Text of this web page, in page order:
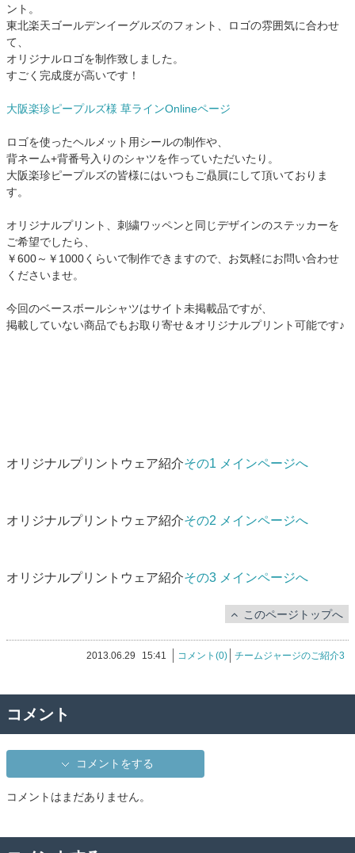
ント。
東北楽天ゴールデンイーグルズのフォント、ロゴの雰囲気に合わせ
て、
オリジナルロゴを制作致しました。
すごく完成度が高いです！
大阪楽珍ピープルズ様 草ラインOnlineページ
ロゴを使ったヘルメット用シールの制作や、
背ネーム+背番号入りのシャツを作っていただいたり。
大阪楽珍ピープルズの皆様にはいつもご贔屓にして頂いておりま
す。
オリジナルプリント、刺繍ワッペンと同じデザインのステッカーを
ご希望でしたら、
￥600～￥1000くらいで制作できますので、お気軽にお問い合わせ
くださいませ。
今回のベースボールシャツはサイト未掲載品ですが、
掲載していない商品でもお取り寄せ＆オリジナルプリント可能です♪
オリジナルプリントウェア紹介その1 メインページへ
オリジナルプリントウェア紹介その2 メインページへ
オリジナルプリントウェア紹介その3 メインページへ
このページトップへ
2013.06.29 15:41 コメント(0) チームジャージのご紹介3
コメント
コメントをする
コメントはまだありません。